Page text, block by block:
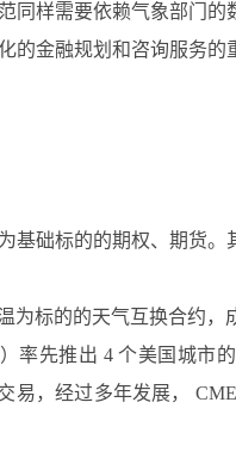
同样需要依赖气象部门
金融规划和咨询服务的
础标的的期权、期货。
为标的的天气互换合约，
先推出 4 个美国城市的
易，经过多年发展，